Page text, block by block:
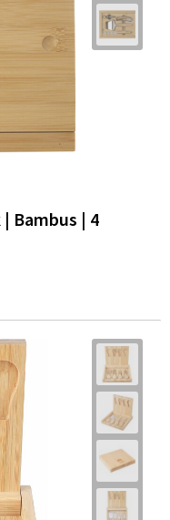
Bambus | 4